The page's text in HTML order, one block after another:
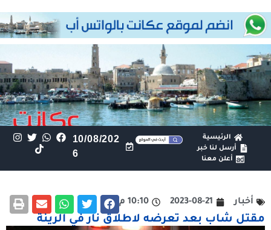
الرئيسية
أرسل لنا خبر
أعلن معنا
10/08/202
6
أخبار 2023-08-21 10:10 م
مقتل شاب بعد تعرضه لاطلاق نار في الرينة